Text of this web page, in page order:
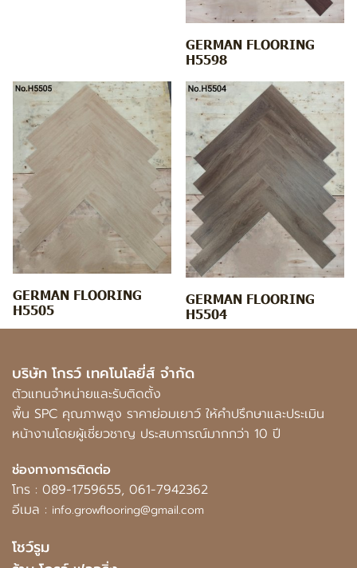
GERMAN FLOORING
H5598
GERMAN FLOORING
H5505
GERMAN FLOORING
H5504
บริษัท โกรว์ เทคโนโลยี่ส์ จำกัด
ตัวแทนจำหน่ายและรับติดตั้ง
พื้น SPC คุณภาพสูง ราคาย่อมเยาว์ ให้คำปรึกษาและประเมิน
หน้างานโดยผู้เชี่ยวชาญ ประสบการณ์มากกว่า 10 ปี
ช่องทางการติดต่อ
โทร : 089-1759655, 061-7942362
อีเมล : info.growflooring@gmail.com
โชว์รูม